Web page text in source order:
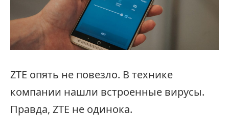
ZTE опять не повезло. В технике
компании нашли встроенные вирусы.
Правда, ZTE не одинока.